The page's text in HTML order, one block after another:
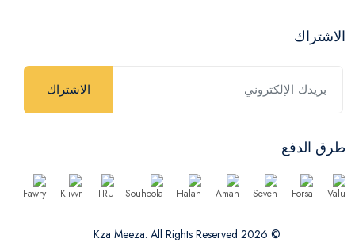
الاشتراك
الاشتراك
طرق الدفع
© 2026 Kza Meeza. All Rights Reserved